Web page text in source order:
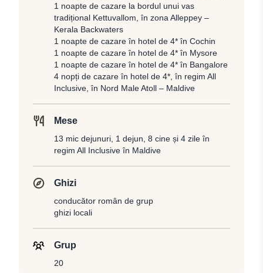
1 noapte de cazare la bordul unui vas
tradițional Kettuvallom, în zona Alleppey –
Kerala Backwaters
1 noapte de cazare în hotel de 4* în Cochin
1 noapte de cazare în hotel de 4* în Mysore
1 noapte de cazare în hotel de 4* în Bangalore
4 nopți de cazare în hotel de 4*, în regim All
Inclusive, în Nord Male Atoll – Maldive
Mese
13 mic dejunuri, 1 dejun, 8 cine și 4 zile în
regim All Inclusive în Maldive
Ghizi
conducător român de grup
ghizi locali
Grup
20